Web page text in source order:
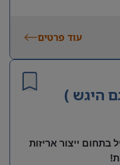
עוד פרטים
היגש )
בתחום ייצור אריזות